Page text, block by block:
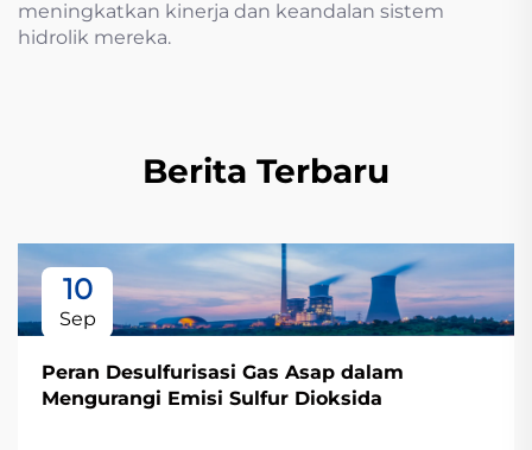
meningkatkan kinerja dan keandalan sistem
hidrolik mereka.
Berita Terbaru
10
Sep
Peran Desulfurisasi Gas Asap dalam
Mengurangi Emisi Sulfur Dioksida